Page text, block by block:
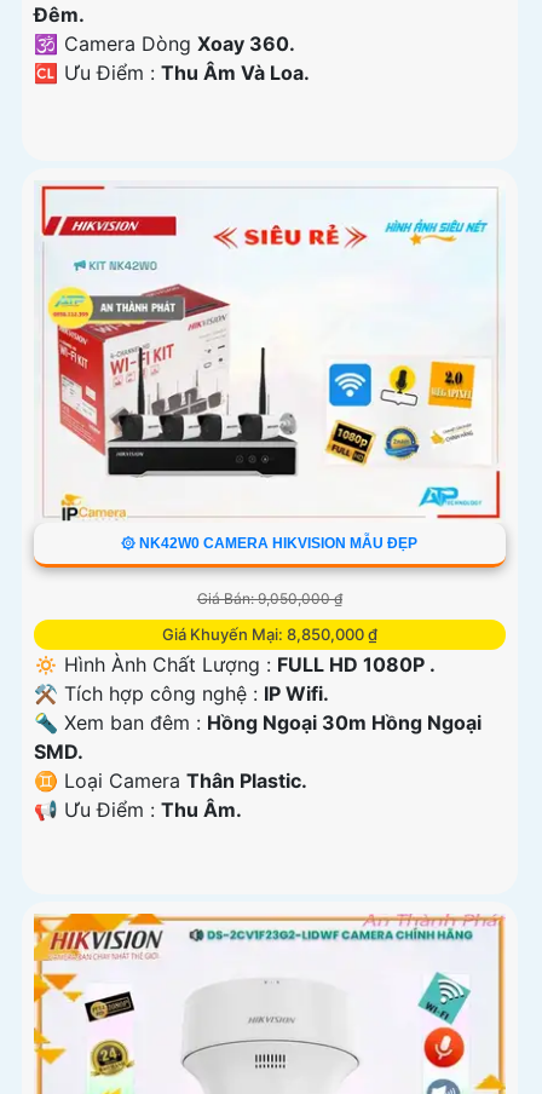
Ðêm.
🕉️ Camera Dòng Xoay 360.
️🆑 Ưu Điểm : Thu Âm Và Loa.
۞ NK42W0 CAMERA HIKVISION MẪU ĐẸP
Giá Bán: 9,050,000 ₫
Giá Khuyến Mại: 8,850,000 ₫
🔅 Hình Ành Chất Lượng : FULL HD 1080P .
⚒ Tích hợp công nghệ : IP Wifi.
🔦 Xem ban đêm : Hồng Ngoại 30m Hồng Ngoại
SMD.
♊ Loại Camera Thân Plastic.
️📢 Ưu Điểm : Thu Âm.